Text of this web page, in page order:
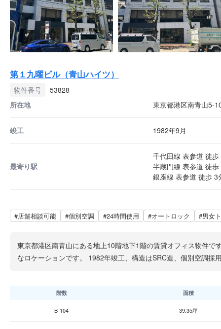
第１九曜ビル（青山ハイツ）
物件番号
53828
所在地
東京都港区南青山5-
竣工 1982年9月
最寄り駅
千代田線 表参道 徒歩
半蔵門線 表参道 徒歩
銀座線 表参道 徒歩 3
#店舗相談可能 #個別空調 #24時間使用 #オートロック #男女
東京都港区南青山にある地上10階地下1階の賃貸オフィス物件
なロケーションです。 1982年竣工、構造はSRC造、個別空調
階数 面積
B-104 39.35坪